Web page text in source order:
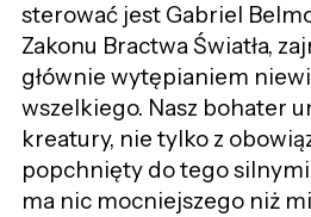
sterować jest Gabriel
Zakonu Bractwa Światła,
głównie wytępianiem
wszelkiego. Nasz bohater
kreatury, nie tylko z
popchnięty do tego
ma nic mocniejszego niż